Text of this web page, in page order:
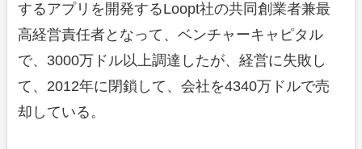
するアプリを開発するLoopt社の共同創業者兼最
高経営責任者となって、ベンチャーキャピタル
で、3000万ドル以上調達したが、経営に失敗し
て、2012年に閉鎖して、会社を4340万ドルで売
却している。